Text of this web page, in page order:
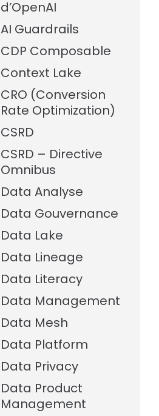
d’OpenAI
AI Guardrails
CDP Composable
Context Lake
CRO (Conversion
Rate Optimization)
CSRD
CSRD – Directive
Omnibus
Data Analyse
Data Gouvernance
Data Lake
Data Lineage
Data Literacy
Data Management
Data Mesh
Data Platform
Data Privacy
Data Product
Management